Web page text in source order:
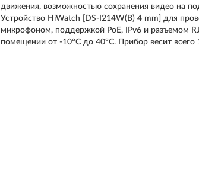
движения, возможностью сохранения видео на
Устройство HiWatch [DS-I214W(B) 4 mm] для
микрофоном, поддержкой PoE, IPv6 и разъемом
помещении от -10°C до 40°C. Прибор весит